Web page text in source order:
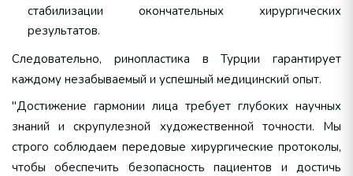
стабилизации окончательных хирургических
результатов.
Следовательно, ринопластика в Турции гарантирует
каждому незабываемый и успешный медицинский опыт.
"Достижение гармонии лица требует глубоких научных
знаний и скрупулезной художественной точности. Мы
строго соблюдаем передовые хирургические протоколы,
чтобы обеспечить безопасность пациентов и достичь